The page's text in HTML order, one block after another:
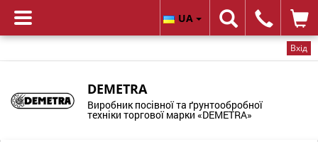
Вхід
DEMETRA
Виробник посівної та ґрунтообробної
техніки торгової марки «DEMETRA»
UA